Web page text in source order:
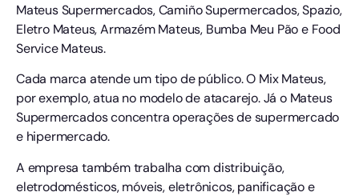
Mateus Supermercados, Camiño Supermercados, Spazio,
Eletro Mateus, Armazém Mateus, Bumba Meu Pão e Food
Service Mateus.
Cada marca atende um tipo de público. O Mix Mateus,
por exemplo, atua no modelo de atacarejo. Já o Mateus
Supermercados concentra operações de supermercado
e hipermercado.
A empresa também trabalha com distribuição,
eletrodomésticos, móveis, eletrônicos, panificação e